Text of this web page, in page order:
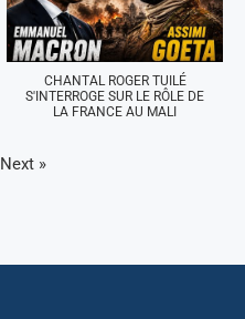
CHANTAL ROGER TUILÉ
S'INTERROGE SUR LE RÔLE DE
LA FRANCE AU MALI
Next »